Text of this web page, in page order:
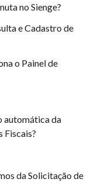
no Sienge?
e Cadastro de
o Painel de
automática da
Fiscais?
da Solicitação de